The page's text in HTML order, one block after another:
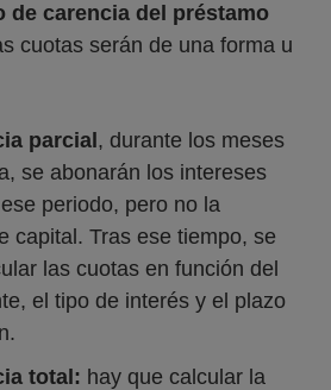
de carencia del préstamo
cuotas serán de una forma u
parcial , durante los meses
se abonarán los intereses
periodo, pero no la
capital. Tras ese tiempo, se
las cuotas en función del
el tipo de interés y el plazo
total: hay que calcular la